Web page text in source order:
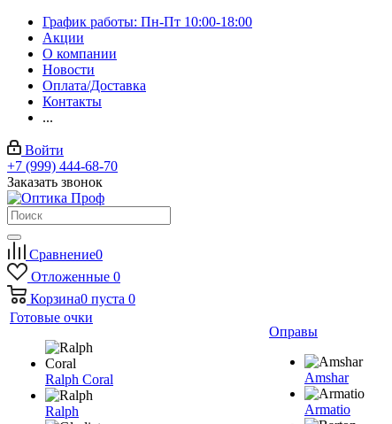
График работы: Пн-Пт 10:00-18:00
Акции
О компании
Новости
Оплата/Доставка
Контакты
...
Войти
+7 (999) 444-68-70
Заказать звонок
Сравнение0
Отложенные 0
Корзина0 пуста 0
Готовые очки
Ralph Coral
Ralph
Оправы
Amshar
Armatio